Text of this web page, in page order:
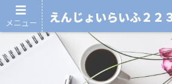
メニュー えんじょいらいふ２２